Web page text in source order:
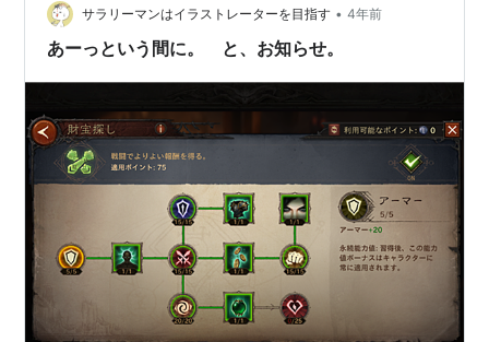
サラリーマンはイラストレーターを目指す • 4年前
あーっという間に。 と、お知らせ。